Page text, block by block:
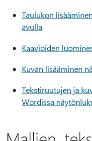
Taulukon
avulla
Kaavioiden
Kuvan lisääminen
Tekstiruutujen ja
Wordissa